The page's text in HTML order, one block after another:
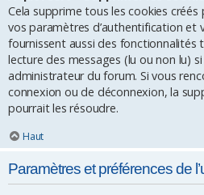
Cela supprime tous les cookies
vos paramètres d’authentification et
fournissent aussi des fonctionnalités
lecture des messages (lu ou non lu)
administrateur du forum. Si vous
connexion ou de déconnexion, la
pourrait les résoudre.
Haut
Paramètres et préférences de